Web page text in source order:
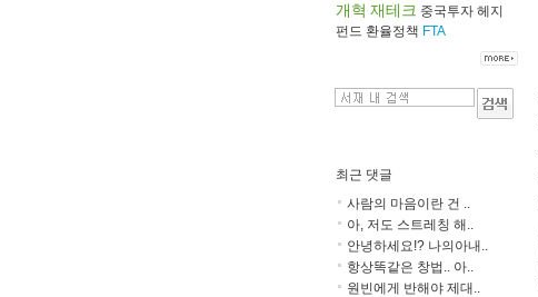
개혁 재테크 중국투자 헤지
펀드 환율정책 FTA
최근 댓글
사람의 마음이란 건 ..
아, 저도 스트레칭 해..
안녕하세요!? 나의아내..
항상똑같은 창법.. 아..
원빈에게 반해야 제대..